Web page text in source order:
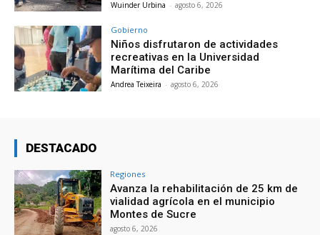
Wuinder Urbina - agosto 6, 2026
Gobierno
Niños disfrutaron de actividades
recreativas en la Universidad
Marítima del Caribe
Andrea Teixeira - agosto 6, 2026
DESTACADO
Regiones
Avanza la rehabilitación de 25 km de
vialidad agrícola en el municipio
Montes de Sucre
agosto 6, 2026